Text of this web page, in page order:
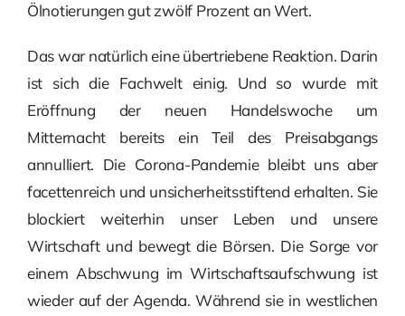
Ölnotierungen gut zwölf Prozent an Wert.
Das war natürlich eine übertriebene Reaktion. Darin
ist sich die Fachwelt einig. Und so wurde mit
Eröffnung der neuen Handelswoche um
Mitternacht bereits ein Teil des Preisabgangs
annulliert. Die Corona-Pandemie bleibt uns aber
facettenreich und unsicherheitsstiftend erhalten. Sie
blockiert weiterhin unser Leben und unsere
Wirtschaft und bewegt die Börsen. Die Sorge vor
einem Abschwung im Wirtschaftsaufschwung ist
wieder auf der Agenda. Während sie in westlichen